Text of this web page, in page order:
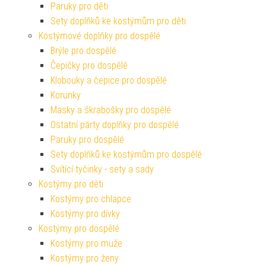
Paruky pro děti
Sety doplňků ke kostýmům pro děti
Kostýmové doplňky pro dospělé
Brýle pro dospělé
Čepičky pro dospělé
Klobouky a čepice pro dospělé
Korunky
Masky a škrabošky pro dospělé
Ostatní párty doplňky pro dospělé
Paruky pro dospělé
Sety doplňků ke kostýmům pro dospělé
Svítící tyčinky - sety a sady
Kostýmy pro děti
Kostýmy pro chlapce
Kostýmy pro dívky
Kostýmy pro dospělé
Kostýmy pro muže
Kostýmy pro ženy